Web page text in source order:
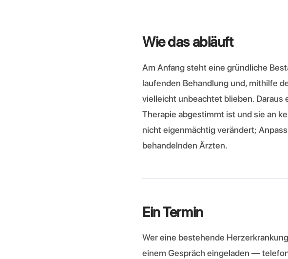
Wie das abläuft
Am Anfang steht eine gründliche
laufenden Behandlung und, mithilfe
vielleicht unbeachtet blieben. Daraus
Therapie abgestimmt ist und sie an
nicht eigenmächtig verändert;
behandelnden Ärzten.
Ein Termin
Wer eine bestehende
einem Gespräch eingeladen —